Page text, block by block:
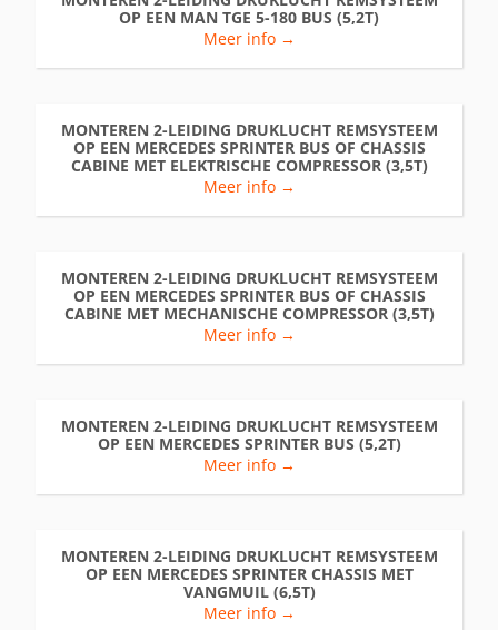
OP EEN MAN TGE 5-180 BUS (5,2T)
Meer info →
MONTEREN 2-LEIDING DRUKLUCHT REMSYSTEEM
OP EEN MERCEDES SPRINTER BUS OF CHASSIS
CABINE MET ELEKTRISCHE COMPRESSOR (3,5T)
Meer info →
MONTEREN 2-LEIDING DRUKLUCHT REMSYSTEEM
OP EEN MERCEDES SPRINTER BUS OF CHASSIS
CABINE MET MECHANISCHE COMPRESSOR (3,5T)
Meer info →
MONTEREN 2-LEIDING DRUKLUCHT REMSYSTEEM
OP EEN MERCEDES SPRINTER BUS (5,2T)
Meer info →
MONTEREN 2-LEIDING DRUKLUCHT REMSYSTEEM
OP EEN MERCEDES SPRINTER CHASSIS MET
VANGMUIL (6,5T)
Meer info →